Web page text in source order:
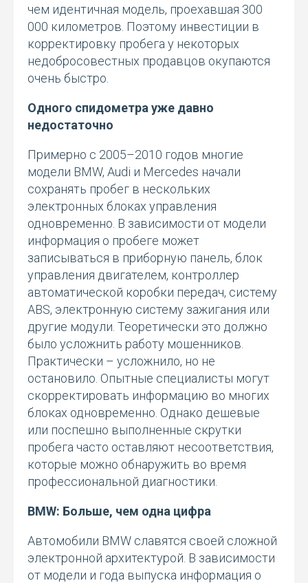
чем идентичная модель, проехавшая 300
000 километров. Поэтому инвестиции в
корректировку пробега у некоторых
недобросовестных продавцов окупаются
очень быстро.
Одного спидометра уже давно
недостаточно
Примерно с 2005–2010 годов многие
модели BMW, Audi и Mercedes начали
сохранять пробег в нескольких
электронных блоках управления
одновременно. В зависимости от модели
информация о пробеге может
записываться в приборную панель, блок
управления двигателем, контроллер
автоматической коробки передач, систему
ABS, электронную систему зажигания или
другие модули. Теоретически это должно
было усложнить работу мошенников.
Практически – усложнило, но не
остановило. Опытные специалисты могут
скорректировать информацию во многих
блоках одновременно. Однако дешевые
или поспешно выполненные скрутки
пробега часто оставляют несоответствия,
которые можно обнаружить во время
профессиональной диагностики.
BMW: Больше, чем одна цифра
Автомобили BMW славятся своей сложной
электронной архитектурой. В зависимости
от модели и года выпуска информация о